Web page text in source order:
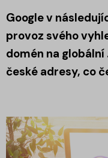
Google v
provoz svého
domén na
české adresy, co